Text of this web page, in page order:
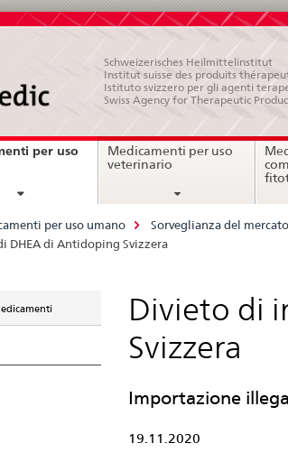
Schweizerisches Heilmittelinstitut
Institut suisse des produits
Istituto svizzero per gli agenti
Swiss Agency for Therapeutic
per uso
Medicamenti per uso
veterinario
per uso umano Sorveglianza del mercato
DHEA di Antidoping Svizzera
Divieto di
Svizzera
Importazione
19.11.2020